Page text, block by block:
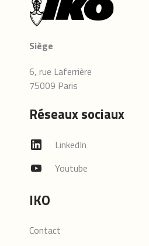
Siège
6, rue Laferrière
75009 Paris
Réseaux sociaux
LinkedIn
Youtube
IKO
Contact